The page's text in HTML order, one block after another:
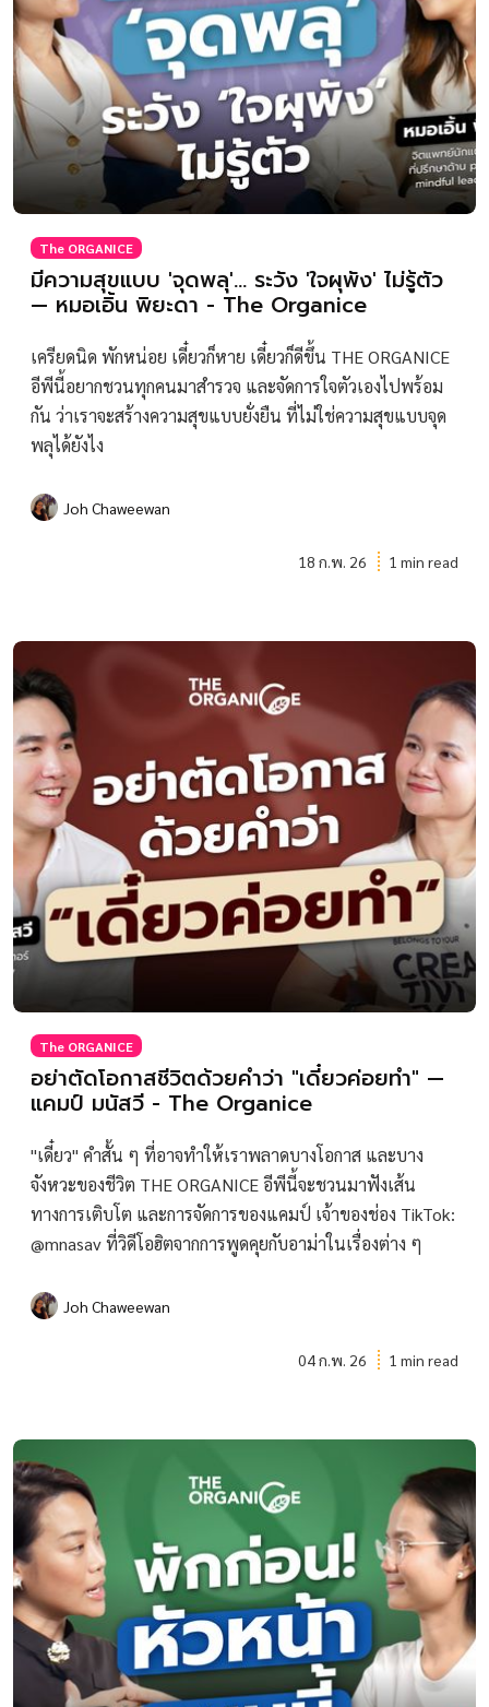
The ORGANICE
มีความสุขแบบ 'จุดพลุ'... ระวัง 'ใจผุพัง' ไม่รู้ตัว
— หมอเอิ้น พิยะดา - The Organice
เครียดนิด พักหน่อย เดี๋ยวก็หาย เดี๋ยวก็ดีขึ้น THE ORGANICE
อีพีนี้อยากชวนทุกคนมาสำรวจ และจัดการใจตัวเองไปพร้อม
กัน ว่าเราจะสร้างความสุขแบบยั่งยืน ที่ไม่ใช่ความสุขแบบจุด
พลุได้ยังไง
Joh Chaweewan
18 ก.พ. 26 1 min read
The ORGANICE
อย่าตัดโอกาสชีวิตด้วยคำว่า "เดี๋ยวค่อยทำ" —
แคมป์ มนัสวี - The Organice
"เดี๋ยว" คำสั้น ๆ ที่อาจทำให้เราพลาดบางโอกาส และบาง
จังหวะของชีวิต THE ORGANICE อีพีนี้จะชวนมาฟังเส้น
ทางการเติบโต และการจัดการของแคมป์ เจ้าของช่อง TikTok:
@mnasav ที่วิดีโอฮิตจากการพูดคุยกับอาม่าในเรื่องต่าง ๆ
Joh Chaweewan
04 ก.พ. 26 1 min read